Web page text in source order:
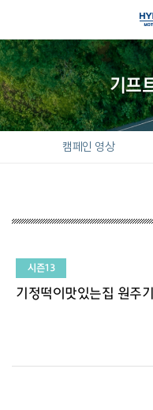
기프
캠페인 영상
시즌13
기정떡이맛있는집 원주